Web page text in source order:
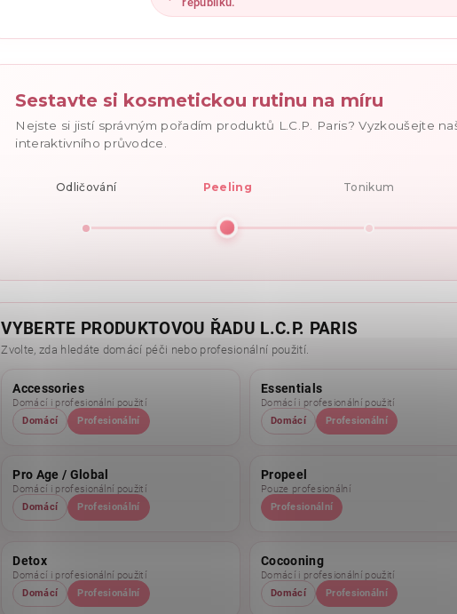
Vložením hodnocení souhlasíte sezásadami ochrany osobních údajů.
Sestavte si kosmetickou rutinu na míru
Nejste si jistí správným pořadím produktů L.C.P. Paris? Vyzkoušejte
interaktivního průvodce.
Odličování Peeling Tonikum
VYBERTE PRODUKTOVOU ŘADU L.C.P. PARIS
Zvolte, zda hledáte domácí péči nebo profesionální použití.
Accessories
Domácí i profesionální použití
Domácí
Profesionální
Essentials
Domácí i profesionální použití
Domácí
Profesionální
Pro Age / Global
Domácí i profesionální použití
Domácí
Profesionální
Propeel
Pouze profesionální
Profesionální
Detox
Domácí i profesionální použití
Domácí
Profesionální
Cocooning
Domácí i profesionální použití
Domácí
Profesionální